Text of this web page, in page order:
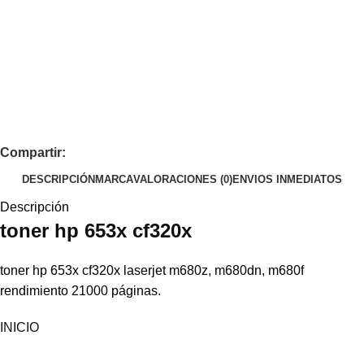
Compartir:
DESCRIPCIÓN MARCAVALORACIONES (0)ENVIOS INMEDIATOS
Descripción
toner hp 653x cf320x
toner hp 653x cf320x laserjet m680z, m680dn, m680f
rendimiento 21000 páginas.
INICIO